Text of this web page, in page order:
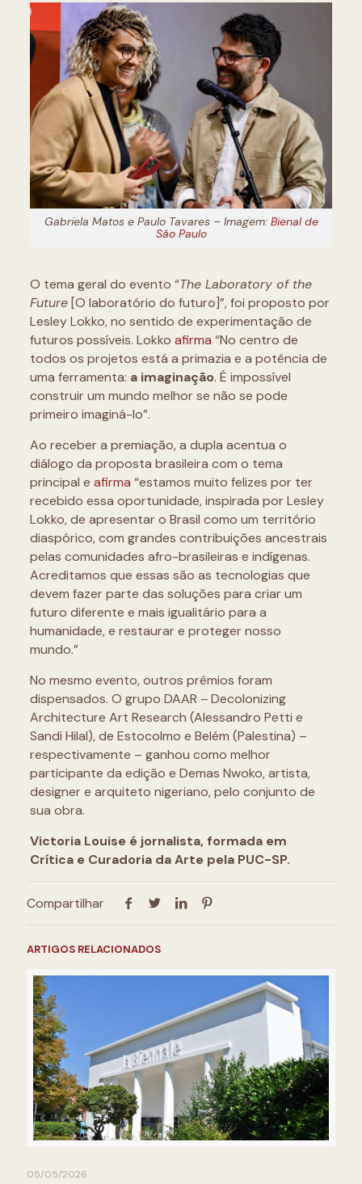
Gabriela Matos e Paulo Tavares – Imagem: Bienal de
São Paulo
O tema geral do evento “The Laboratory of the
Future[O laboratório do futuro]”, foi proposto por
Lesley Lokko, no sentido de experimentação de
futuros possíveis. Lokko afirma “No centro de
todos os projetos está a primazia e a potência de
uma ferramenta: a imaginação. É impossível
construir um mundo melhor se não se pode
primeiro imaginá-lo”.
Ao receber a premiação, a dupla acentua o
diálogo da proposta brasileira com o tema
principal e afirma “estamos muito felizes por ter
recebido essa oportunidade, inspirada por Lesley
Lokko, de apresentar o Brasil como um território
diaspórico, com grandes contribuições ancestrais
pelas comunidades afro-brasileiras e indígenas.
Acreditamos que essas são as tecnologias que
devem fazer parte das soluções para criar um
futuro diferente e mais igualitário para a
humanidade, e restaurar e proteger nosso
mundo.”
No mesmo evento, outros prêmios foram
dispensados. O grupo DAAR – Decolonizing
Architecture Art Research (Alessandro Petti e
Sandi Hilal), de Estocolmo e Belém (Palestina) –
respectivamente – ganhou como melhor
participante da edição e Demas Nwoko, artista,
designer e arquiteto nigeriano, pelo conjunto de
sua obra.
Victoria Louise é jornalista, formada em
Crítica e Curadoria da Arte pela PUC-SP.
Compartilhar
ARTIGOS RELACIONADOS
05/05/2026